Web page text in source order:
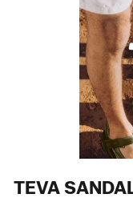
TEVA